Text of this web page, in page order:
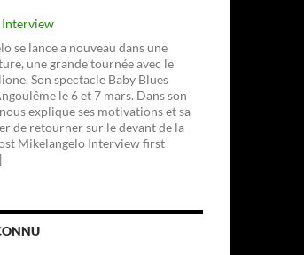
Interview
se lance a nouveau dans une
une grande tournée avec le
Son spectacle Baby Blues
le 6 et 7 mars. Dans son
explique ses motivations et sa
de retourner sur le devant de la
Mikelangelo Interview first